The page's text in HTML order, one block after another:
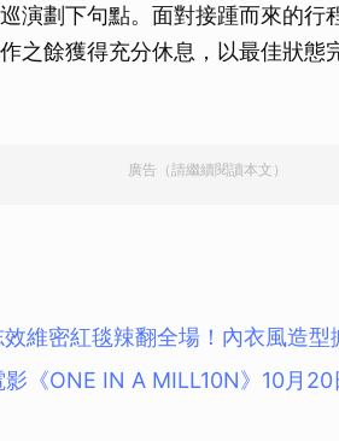
演劃下句點。面對接踵而來的行
之餘獲得充分休息，以最佳狀態
廣告（請繼續閱讀本文）
效維密紅毯辣翻全場！內衣風造
《ONE IN A MILL10N》10月20